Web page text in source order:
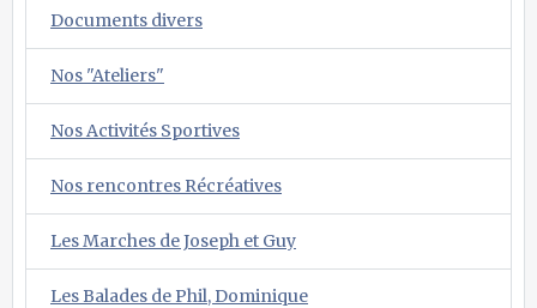
Documents divers
Nos "Ateliers"
Nos Activités Sportives
Nos rencontres Récréatives
Les Marches de Joseph et Guy
Les Balades de Phil, Dominique